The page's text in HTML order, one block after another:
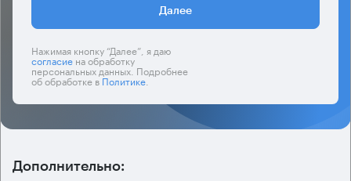
Далее
Нажимая кнопку “Далее”, я даю
согласиена обработку
персональных данных. Подробнее
об обработке вПолитике.
Дополнительно: